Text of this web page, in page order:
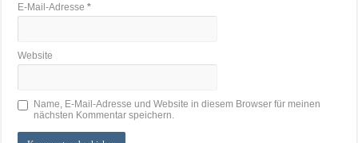
E-Mail-Adresse*
Website
Name, E-Mail-Adresse und Website in diesem Browser für meinen
nächsten Kommentar speichern.